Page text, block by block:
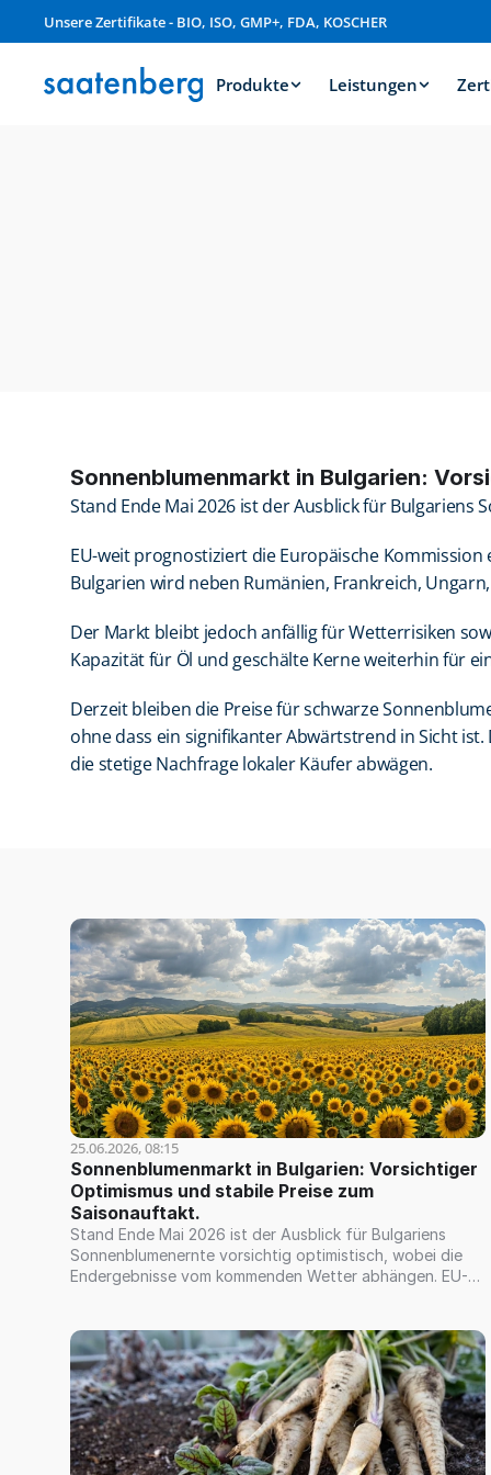
Unsere Zertifikate - BIO, ISO, GMP+, FDA, KOSCHER
Produkte Leistungen
Sonnenblumenmarkt in Bulgarien:
Stand Ende Mai 2026 ist der Ausblick für
EU-weit prognostiziert die Europäische
Bulgarien wird neben Rumänien, Frankreich,
Der Markt bleibt jedoch anfällig für Wetterrisiken
Kapazität für Öl und geschälte Kerne weiterhin für
Derzeit bleiben die Preise für schwarze
ohne dass ein signifikanter Abwärtstrend in Sicht
die stetige Nachfrage lokaler Käufer abwägen.
25.06.2026, 08:15
Sonnenblumenmarkt in Bulgarien: Vorsichtiger
Optimismus und stabile Preise zum
Saisonauftakt.
Stand Ende Mai 2026 ist der Ausblick für Bulgariens
Sonnenblumenernte vorsichtig optimistisch, wobei die
Endergebnisse vom kommenden Wetter abhängen. EU-
Millionen Tonnen – dem höchsten Stand seit drei Jahren.
Bulgarien wird neben Rumänien, Frankreich, Ungarn,
Spanien und Griechenland voraussichtlich einen
Produktionsanstieg verzeichnen. Der Markt bleibt jedoch
anfällig für Wetterrisiken sowie den Wettbewerb aus der
Ukraine und Rumänien. Bulgariens heimische Verarbeiter
sorgen mit ihrer großen Kapazität für Öl und geschälte